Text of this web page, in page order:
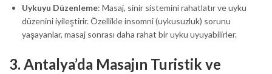
Uykuyu Düzenleme: Masaj, sinir sistemini rahatlatır ve uyku
düzenini iyileştirir. Özellikle insomni (uykusuzluk) sorunu
yaşayanlar, masaj sonrası daha rahat bir uyku uyuyabilirler.
3. Antalya’da Masajın Turistik ve